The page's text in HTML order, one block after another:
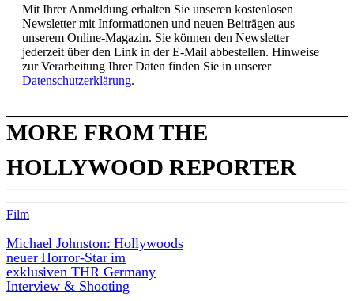
Mit Ihrer Anmeldung erhalten Sie unseren kostenlosen
Newsletter mit Informationen und neuen Beiträgen aus
unserem Online-Magazin. Sie können den Newsletter
jederzeit über den Link in der E-Mail abbestellen. Hinweise
zur Verarbeitung Ihrer Daten finden Sie in unserer
Datenschutzerklärung.
MORE FROM THE
HOLLYWOOD REPORTER
Film
Michael Johnston: Hollywoods
neuer Horror-Star im
exklusiven THR Germany
Interview & Shooting